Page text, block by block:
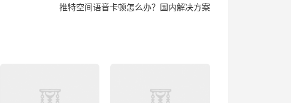
推特空间语音卡顿怎么办？国内解决方案